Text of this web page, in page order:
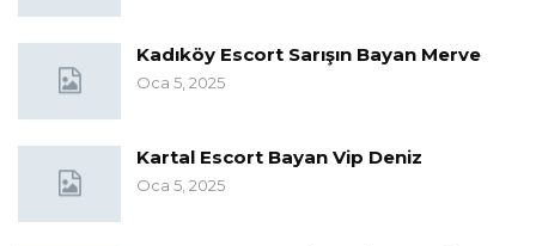
Kadıköy Escort Sarışın Bayan Merve
Oca 5, 2025
Kartal Escort Bayan Vip Deniz
Oca 5, 2025